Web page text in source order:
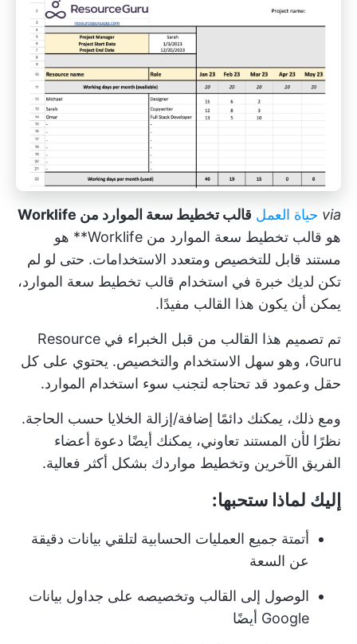
via حياة العمل قالب تخطيط سعة الموارد من Worklife
هو قالب تخطيط سعة الموارد من Worklife** هو
مستند قابل للتخصيص ومتعدد الاستخدامات. حتى لو لم
تكن لديك خبرة في استخدام قالب تخطيط سعة الموارد،
يمكن أن يكون هذا القالب مفيدًا.
تم تصميم هذا القالب من قبل الخبراء في Resource
Guru، وهو سهل الاستخدام والتخصيص. يحتوي على كل
حقل وعمود قد تحتاجه لتجنب سوء استخدام الموارد.
ومع ذلك، يمكنك دائمًا إضافة/إزالة الخلايا حسب الحاجة.
نظرًا لأن المستند تعاوني، يمكنك أيضًا دعوة أعضاء
الفريق الآخرين وتخطيط مواردك بشكل أكثر فعالية.
إليك لماذا ستحبها:
أتمتة جميع العمليات الحسابية لتلقي بيانات دقيقة
عن السعة
الوصول إلى القالب وتخصيصه على جداول بيانات
Google أيضًا